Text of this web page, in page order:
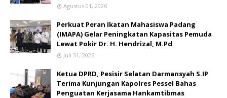
Agustus 01, 2026
Perkuat Peran Ikatan Mahasiswa Padang
(IMAPA) Gelar Peningkatan Kapasitas Pemuda
Lewat Pokir Dr. H. Hendrizal, M.Pd
Juli 31, 2026
Ketua DPRD, Pesisir Selatan Darmansyah S.IP
Terima Kunjungan Kapolres Pessel Bahas
Penguatan Kerjasama Hankamtibmas